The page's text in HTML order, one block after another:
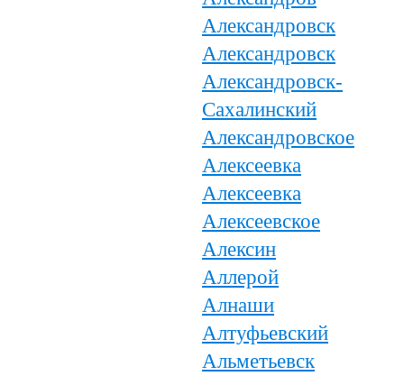
Александровск
Александровск
Александровск-
Сахалинский
Александровское
Алексеевка
Алексеевка
Алексеевское
Алексин
Аллерой
Алнаши
Алтуфьевский
Альметьевск